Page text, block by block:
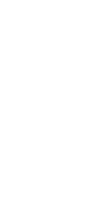
长印记
勘查等传统刑侦手段
，将冷血少帅许又